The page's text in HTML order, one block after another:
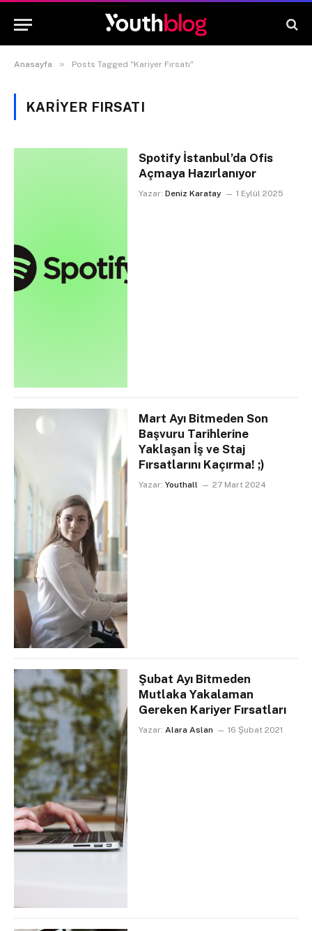
Anasayfa » Posts Tagged "Kariyer Fırsatı"
KARIYER FIRSATI
Spotify İstanbul’da Ofis
Açmaya Hazırlanıyor
Yazar: Deniz Karatay 1 Eylül 2025
Mart Ayı Bitmeden Son
Başvuru Tarihlerine
Yaklaşan İş ve Staj
Fırsatlarını Kaçırma! ;)
Yazar: Youthall 27 Mart 2024
Şubat Ayı Bitmeden
Mutlaka Yakalaman
Gereken Kariyer Fırsatları
Yazar: Alara Aslan 16 Şubat 2021